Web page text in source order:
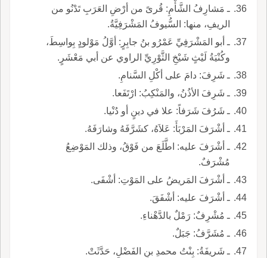
ـ مَشارِفُ الشَّأْمِ: قُرىً من أرْضِ العَرَبِ تَدْنُو من
الريفِ، منها: السُّيوفُ المَشْرَفِيَّةُ.
ـ أبو المَشْرَفِيِّ عَمْرُو بنُ جابِرٍ: أوَّلُ مَوْلودٍ بِواسِطَ،
وكُنْيَةُ لَيْثٍ شَيْخِ الثَّوْرِيِّ الراوي عن أبي مَعْشَرٍ.
ـ شَرِفَ: دامَ على أكْلِ السَّنامِ.
ـ شَرِفَ الأذُنُ، والمَنْكِبُ: ارْتَفَعا.
ـ شَرُفَ شَرَفاً: علا في دينٍ أو دُنْيا.
ـ أشْرَفَ المَرْبَأَ: عَلاَهُ، كشَرَّفَهُ وشارَفَهُ.
ـ أشْرَفَ عليه: اطَّلَعَ من فَوْقُ، وذلك المَوْضِعُ
مُشْرَفٌ.
ـ أشْرَفَ المَريضُ على المَوْتِ: أشْفَى.
ـ أشْرَفَ عليه: أشْفَقَ.
ـ مُشْرِفٌ: رَمْلٌ بالدَّهْناءِ.
ـ مُشَرَّفُ: جَبَلٌ.
ـ شَريفَةُ: بِنْتُ محمدِ بنِ الفَضْلِ، حَدَّثَتْ.